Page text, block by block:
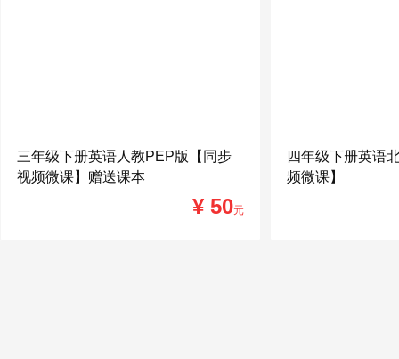
三年级下册英语人教PEP版【同步
视频微课】赠送课本
¥ 50元
四年级下册英语
频微课】